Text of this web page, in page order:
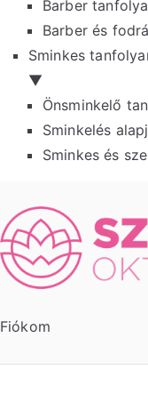
Barber
Barber és
Sminkes
▼
Önsminkelő
Sminkelés
Sminkes és
Fiókom